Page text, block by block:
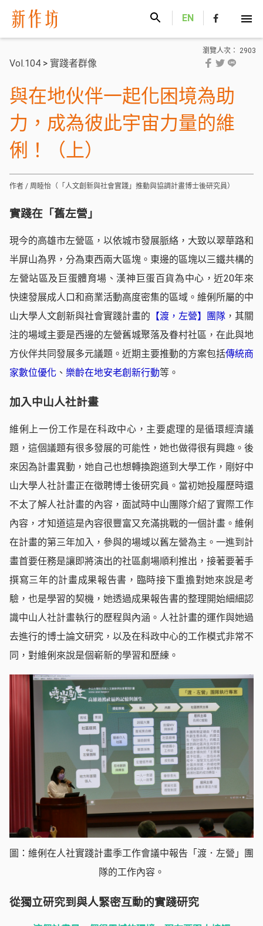
EN
瀏覽人次： 2903
Vol.104 > 實踐者群像
與在地伙伴一起化困境為助
力，成為彼此宇宙力量的維
俐！（上）
作者 / 周睦怡（「人文創新與社會實踐」推動與協調計畫博士後研究員）
實踐在「舊左營」
現今的高雄市左營區，以依城市發展脈絡，大致以翠華路和
半屏山為界，分為東西兩大區塊。東邊的區塊以三鐵共構的
左營站區及巨蛋體育場、漢神巨蛋百貨為中心，近20年來
快速發展成人口和商業活動高度密集的區域。維俐所屬的中
山大學人文創新與社會實踐計畫的 【渡，左營】團隊 ，其關
注的場域主要是西邊的左營舊城聚落及眷村社區，在此與地
方伙伴共同發展多元議題。近期主要推動的方案包括傳統商
家數位優化 、 樂齡在地安老創新行動等。
加入中山人社計畫
維俐上一份工作是在科政中心，主要處理的是循環經濟議
題，這個議題有很多發展的可能性，她也做得很有興趣。後
來因為計畫異動，她自己也想轉換跑道到大學工作，剛好中
山大學人社計畫正在徵聘博士後研究員。當初她投履歷時還
不太了解人社計畫的內容，面試時中山團隊介紹了實際工作
內容，才知道這是內容很豐富又充滿挑戰的一個計畫。維俐
在計畫的第三年加入，參與的場域以舊左營為主。一進到計
畫首要任務是讓即將演出的社區劇場順利推出，接著要著手
撰寫三年的計畫成果報告書，臨時接下重擔對她來說是考
驗，也是學習的契機，她透過成果報告書的整理開始細細認
識中山人社計畫執行的歷程與內涵。人社計畫的運作與她過
去進行的博士論文研究，以及在科政中心的工作模式非常不
同，對維俐來說是個嶄新的學習和歷練。
圖：維俐在人社實踐計畫季工作會議中報告「渡．左營」團
隊的工作內容。
從獨立研究到與人緊密互動的實踐研究